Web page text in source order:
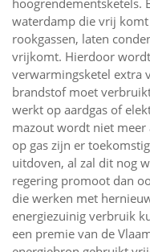
hoogrendementsketels.
waterdamp die vrij
rookgassen, laten
vrijkomt. Hierdoor
verwarmingsketel extra
brandstof moet
werkt op aardgas of
mazout wordt niet meer
op gas zijn er
uitdoven, al zal dit nog
regering promoot dan
die werken met
energiezuinig verbruik
een premie van de